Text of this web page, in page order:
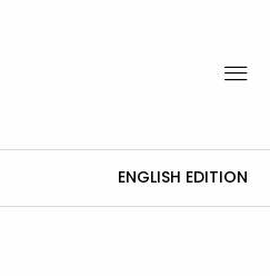
ENGLISH EDITION